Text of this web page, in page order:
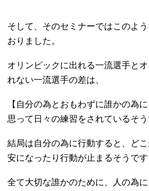
そして、そのセミナーではこのよ
おりました。
オリンピックに出れる一流選手と
れない一流選手の差は、
【自分の為とおもわずに誰かの為
思って日々の練習をされているそう
結局は自分の為に行動すると、ど
安になったり行動が止まるそうです
全て大切な誰かのために、人の為